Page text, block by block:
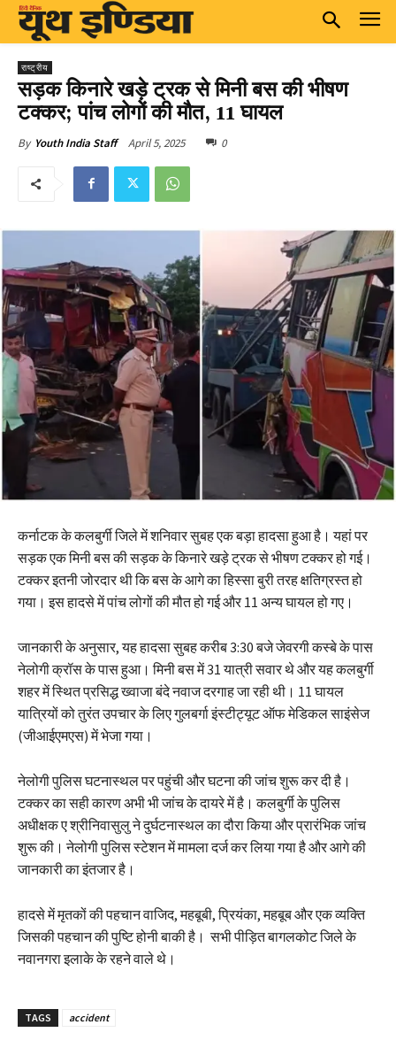
राष्ट्रीय
सड़क किनारे खड़े ट्रक से मिनी बस की भीषण
टक्कर; पांच लोगों की मौत, 11 घायल
By Youth India Staff April 5, 2025 0
कर्नाटक के कलबुर्गी जिले में शनिवार सुबह एक बड़ा हादसा हुआ है। यहां पर
सड़क एक मिनी बस की सड़क के किनारे खड़े ट्रक से भीषण टक्कर हो गई।
टक्कर इतनी जोरदार थी कि बस के आगे का हिस्सा बुरी तरह क्षतिग्रस्त हो
गया। इस हादसे में पांच लोगों की मौत हो गई और 11 अन्य घायल हो गए।
जानकारी के अनुसार, यह हादसा सुबह करीब 3:30 बजे जेवरगी कस्बे के पास
नेलोगी क्रॉस के पास हुआ। मिनी बस में 31 यात्री सवार थे और यह कलबुर्गी
शहर में स्थित प्रसिद्ध ख्वाजा बंदे नवाज दरगाह जा रही थी। 11 घायल
यात्रियों को तुरंत उपचार के लिए गुलबर्गा इंस्टीट्यूट ऑफ मेडिकल साइंसेज
(जीआईएमएस) में भेजा गया।
नेलोगी पुलिस घटनास्थल पर पहुंची और घटना की जांच शुरू कर दी है।
टक्कर का सही कारण अभी भी जांच के दायरे में है। कलबुर्गी के पुलिस
अधीक्षक ए श्रीनिवासुलु ने दुर्घटनास्थल का दौरा किया और प्रारंभिक जांच
शुरू की। नेलोगी पुलिस स्टेशन में मामला दर्ज कर लिया गया है और आगे की
जानकारी का इंतजार है।
हादसे में मृतकों की पहचान वाजिद, महबूबी, प्रियंका, महबूब और एक व्यक्ति
जिसकी पहचान की पुष्टि होनी बाकी है। सभी पीड़ित बागलकोट जिले के
नवानगरा इलाके के रहने वाले थे।
TAGS accident